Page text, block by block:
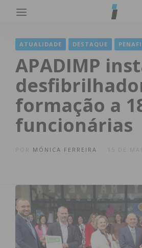
ATUALIDADE DESTAQUE
APADIMP
formação a
funcionárias
MÓNICA FERREIRA 15 DE